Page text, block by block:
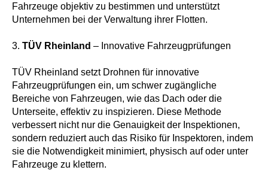
Fahrzeuge objektiv zu bestimmen und unterstützt
Unternehmen bei der Verwaltung ihrer Flotten.
3. TÜV Rheinland – Innovative Fahrzeugprüfungen
TÜV Rheinland setzt Drohnen für innovative
Fahrzeugprüfungen ein, um schwer zugängliche
Bereiche von Fahrzeugen, wie das Dach oder die
Unterseite, effektiv zu inspizieren. Diese Methode
verbessert nicht nur die Genauigkeit der Inspektionen,
sondern reduziert auch das Risiko für Inspektoren, indem
sie die Notwendigkeit minimiert, physisch auf oder unter
Fahrzeuge zu klettern.
+49 176 444 37667
Konstanzer Str. 46
80809, München
Bogdan Zambrovskij
Kfz-Sachverständigenbüro